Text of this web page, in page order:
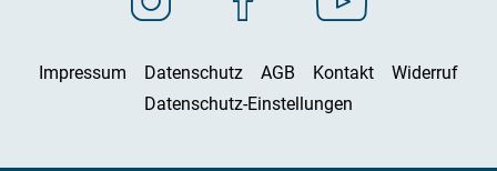
Impressum Datenschutz AGB Kontakt
Widerruf
Datenschutz-Einstellungen